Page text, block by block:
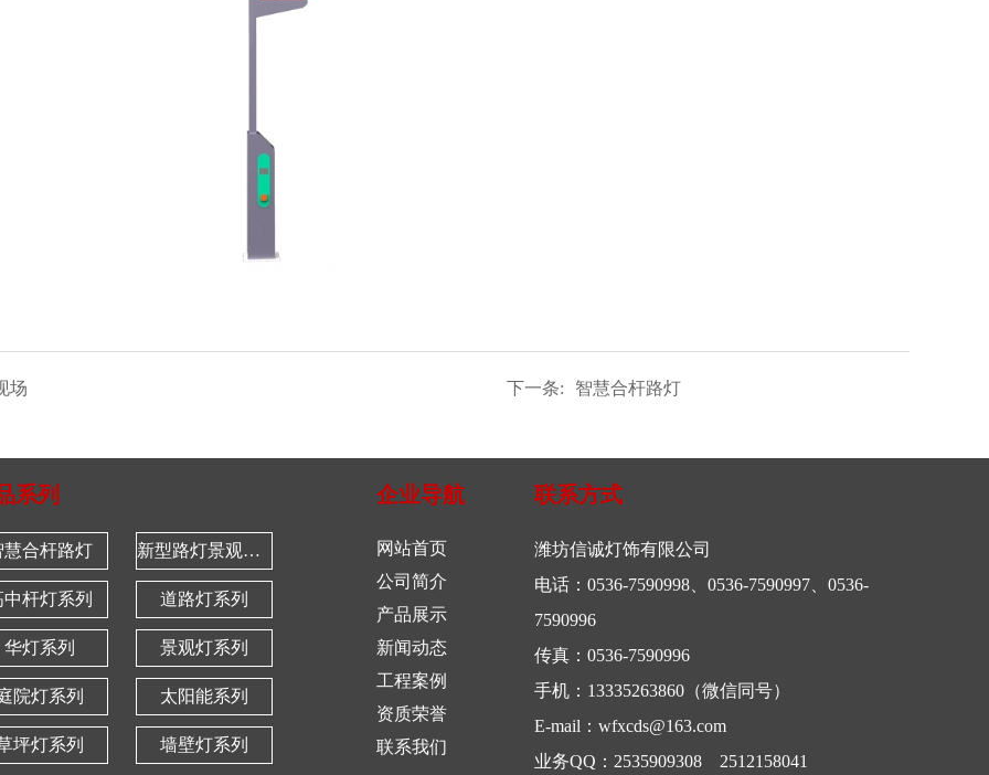
场 下一条: 智慧合杆路灯
系列
慧合杆路灯 新型路灯景观系列
中杆灯系列 道路灯系列
华灯系列 景观灯系列
院灯系列 太阳能系列
坪灯系列 墙壁灯系列
企业导航
网站首页
公司简介
产品展示
新闻动态
工程案例
资质荣誉
联系我们
联系方式
潍坊信诚灯饰有限公司
电话：0536-7590998、0536-7590997、0536-
7590996
传真：0536-7590996
手机：13335263860（微信同号）
E-mail：wfxcds@163.com
业务QQ：2535909308 2512158041